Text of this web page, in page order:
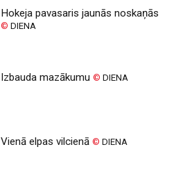
Hokeja pavasaris jaunās noskaņās
© DIENA
Izbauda mazākumu© DIENA
Vienā elpas vilcienā© DIENA